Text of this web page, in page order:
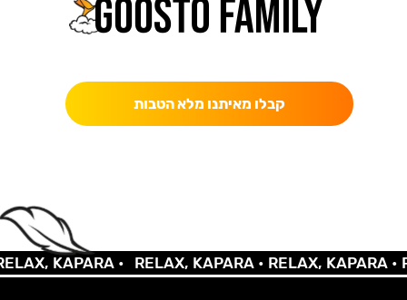
קבלו מאיתנו מלא הטבות
KAPARA • RELAX, KAPARA •RELAX, KAPARA •